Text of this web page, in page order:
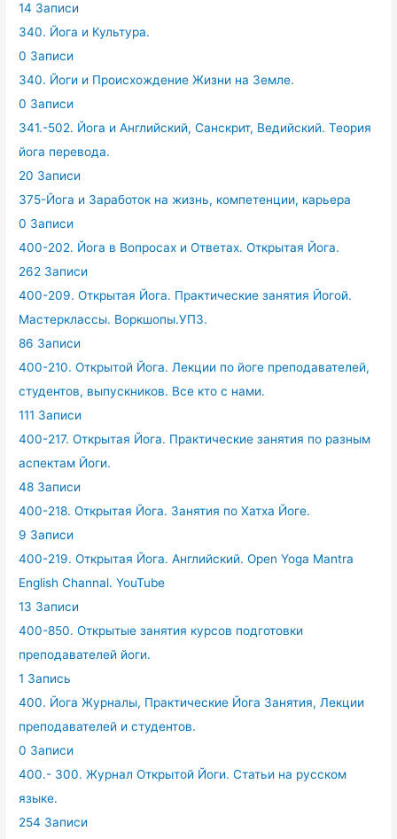
14 Записи
340. Йога и Культура.
0 Записи
340. Йоги и Происхождение Жизни на Земле.
0 Записи
341.-502. Йога и Английский, Санскрит, Ведийский. Теория
йога перевода.
20 Записи
375-Йога и Заработок на жизнь, компетенции, карьера
0 Записи
400-202. Йога в Вопросах и Ответах. Открытая Йога.
262 Записи
400-209. Открытая Йога. Практические занятия Йогой.
Мастерклассы. Воркшопы.УПЗ.
86 Записи
400-210. Открытой Йога. Лекции по йоге преподавателей,
студентов, выпускников. Все кто с нами.
111 Записи
400-217. Открытая Йога. Практические занятия по разным
аспектам Йоги.
48 Записи
400-218. Открытая Йога. Занятия по Хатха Йоге.
9 Записи
400-219. Открытая Йога. Английский. Open Yoga Mantra
English Channal. YouTube
13 Записи
400-850. Открытые занятия курсов подготовки
преподавателей йоги.
1 Запись
400. Йога Журналы, Практические Йога Занятия, Лекции
преподавателей и студентов.
0 Записи
400.- 300. Журнал Открытой Йоги. Статьи на русском
языке.
254 Записи